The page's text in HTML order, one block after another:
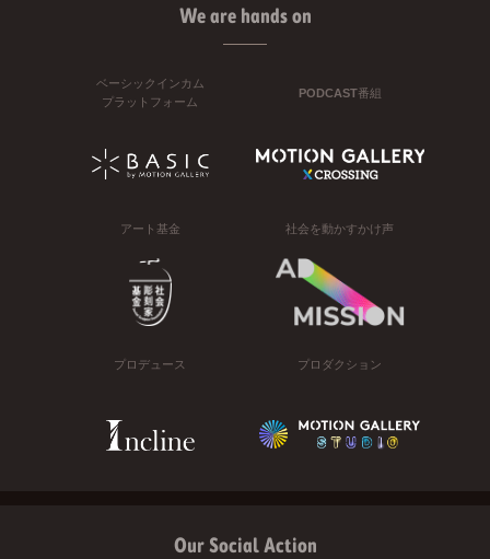
We are hands on
ベーシックインカム
プラットフォーム
PODCAST番組
アート基金 社会を動かすかけ声
プロデュース プロダクション
Our Social Action